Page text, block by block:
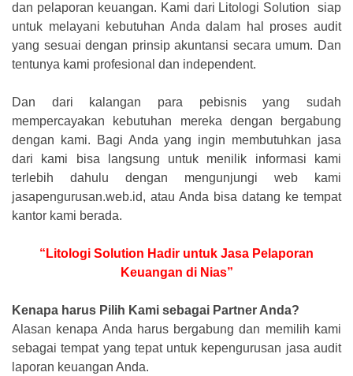
dan pelaporan keuangan. Kami dari Litologi Solution siap
untuk melayani kebutuhan Anda dalam hal proses audit
yang sesuai dengan prinsip akuntansi secara umum. Dan
tentunya kami profesional dan independent.
Dan dari kalangan para pebisnis yang sudah
mempercayakan kebutuhan mereka dengan bergabung
dengan kami. Bagi Anda yang ingin membutuhkan jasa
dari kami bisa langsung untuk menilik informasi kami
terlebih dahulu dengan mengunjungi web kami
jasapengurusan.web.id, atau Anda bisa datang ke tempat
kantor kami berada.
“Litologi Solution Hadir untuk Jasa Pelaporan
Keuangan di Nias”
Kenapa harus Pilih Kami sebagai Partner Anda?
Alasan kenapa Anda harus bergabung dan memilih kami
sebagai tempat yang tepat untuk kepengurusan jasa audit
laporan keuangan Anda.